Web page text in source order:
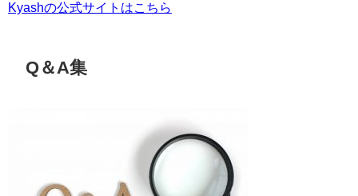
Kyashの公式サイトはこちら
Q＆A集